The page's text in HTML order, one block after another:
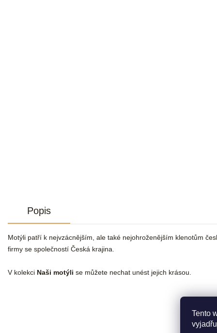
Tento
Popis
Motýli patří k nejvzácnějším, ale také nejohroženějším klenotům
firmy se společností Česká krajina.
V kolekci Naši motýli se můžete nechat unést jejich krásou.